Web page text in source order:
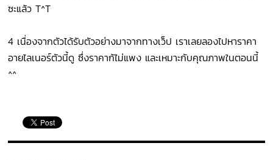
ซะแล้ว T^T
4 เนื่องจากตัวได้รับตัวอย่างมาจากทางเว็ป เราเลยลองไปหาราคา
อายไลเนอร์ตัวนี้ดู ซึ่งราคาก้ไม่แพง และเหมาะกับคุณภาพในตอนนี้
^^